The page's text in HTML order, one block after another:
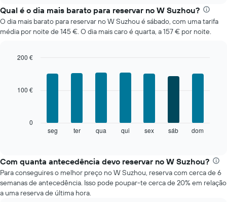
o
preço
médio
de
quarto
meses
gráfico
apresenta
o
preço
Qual é o dia mais barato para reservar no W Suzhou?
O dia mais barato para reservar no W Suzhou é sábado, com uma tarifa
média por noite de 145 €. O dia mais caro é quarta, a 157 € por noite.
o
preço
médio
de
um
seg ter qua qui sex sáb dom
0
100 €
200 €
Com quanta antecedência devo reservar no W Suzhou?
Para conseguires o melhor preço no W Suzhou, reserva com cerca de 6
semanas de antecedência. Isso pode poupar-te cerca de 20% em relação
a uma reserva de última hora.